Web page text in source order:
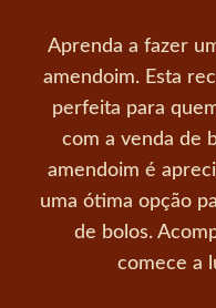
Aprenda a fazer
amendoim. Esta
perfeita para
com a venda de
amendoim é
uma ótima opção
de bolos.
comece a